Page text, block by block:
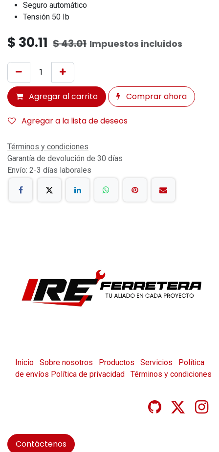
Seguro automático
Tensión 50 Ib
$ 30.11 $43.01 Impuestos incluidos
Agregar al carrito Comprar ahora
Agregar a la lista de deseos
Términos y condiciones
Garantía de devolución de 30 días
Envío: 2-3 días laborales
Inicio Sobre nosotros Productos Servicios
Política
de envíos Política de privacidad Términos y condiciones
Contáctenos